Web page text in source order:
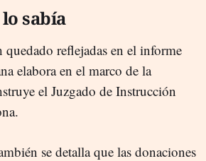
sabía
quedado reflejadas en el informe
elabora en el marco de la
el Juzgado de Instrucción
se detalla que las donaciones